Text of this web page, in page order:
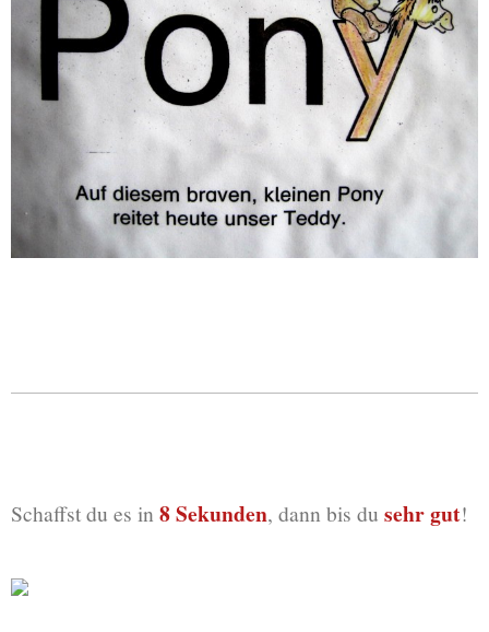
Schaffst du es in 8 Sekunden, dann bis du sehr gut!